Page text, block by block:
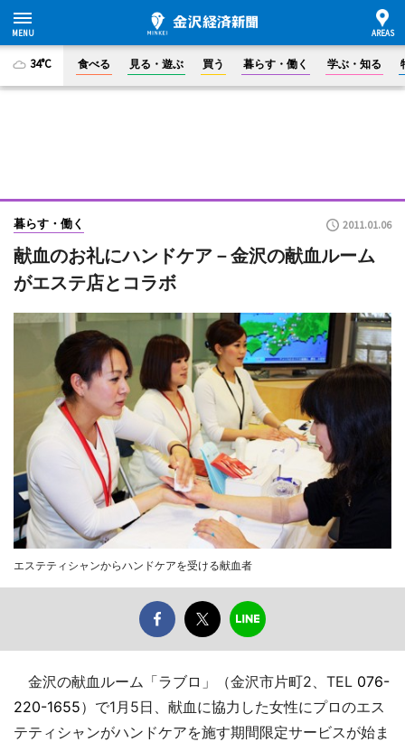
34°C 食べる 見る・遊ぶ 買う 暮らす・働く 学ぶ・知る
暮らす・働く 2011.01.06
献血のお礼にハンドケア－金沢の献血ルーム
がエステ店とコラボ
エステティシャンからハンドケアを受ける献血者
金沢の献血ルーム「ラブロ」（金沢市片町2、TEL 076-
220-1655）で1月5日、献血に協力した女性にプロのエス
テティシャンがハンドケアを施す期間限定サービスが始ま